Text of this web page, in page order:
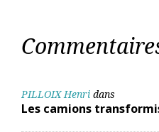
PILLOIX Henri dans
Les camions